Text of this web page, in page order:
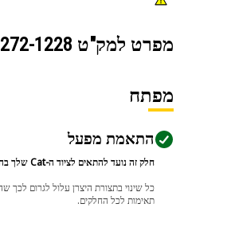
מפרט למק"ט 272-1228
מפתח
התאמת מפעל
חלק זה נועד להתאים לציוד ה-Cat שלך בהתבסס על מפרטי היצרן.
תאימות לכל החלקים.